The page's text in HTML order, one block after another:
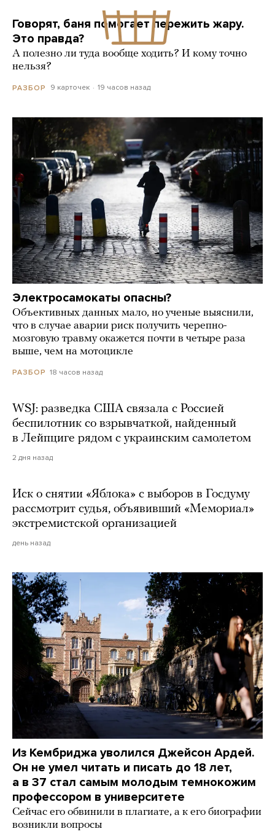
Говорят, баня помогает пережить жару.
Это правда?
А полезно ли туда вообще ходить? И кому точно
нельзя?
РАЗБОР 9 карточек 19 часов назад
Электросамокаты опасны?
Объективных данных мало, но ученые выяснили,
что в случае аварии риск получить черепно-
мозговую травму окажется почти в четыре раза
выше, чем на мотоцикле
РАЗБОР 18 часов назад
WSJ: разведка США связала с Россией
беспилотник со взрывчаткой, найденный
в Лейпциге рядом с украинским самолетом
2 дня назад
Иск о снятии «Яблока» с выборов в Госдуму
рассмотрит судья, объявивший «Мемориал»
экстремистской организацией
день назад
Из Кембриджа уволился Джейсон Ардей.
Он не умел читать и писать до 18 лет,
а в 37 стал самым молодым темнокожим
профессором в университете
Сейчас его обвинили в плагиате, а к его биографии
возникли вопросы